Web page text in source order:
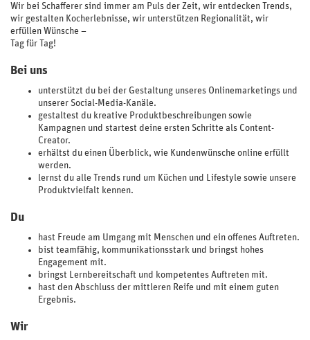
Wir bei Schafferer sind immer am Puls der Zeit, wir entdecken Trends,
wir gestalten Kocherlebnisse, wir unterstützen Regionalität, wir
erfüllen Wünsche –
Tag für Tag!
Bei uns
unterstützt du bei der Gestaltung unseres Onlinemarketings und
unserer Social-Media-Kanäle.
gestaltest du kreative Produktbeschreibungen sowie
Kampagnen und startest deine ersten Schritte als Content-
Creator.
erhältst du einen Überblick, wie Kundenwünsche online erfüllt
werden.
lernst du alle Trends rund um Küchen und Lifestyle sowie unsere
Produktvielfalt kennen.
Du
hast Freude am Umgang mit Menschen und ein offenes Auftreten.
bist teamfähig, kommunikationsstark und bringst hohes
Engagement mit.
bringst Lernbereitschaft und kompetentes Auftreten mit.
hast den Abschluss der mittleren Reife und mit einem guten
Ergebnis.
Wir